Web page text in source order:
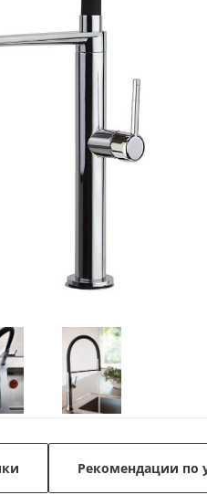
Рекомендации по